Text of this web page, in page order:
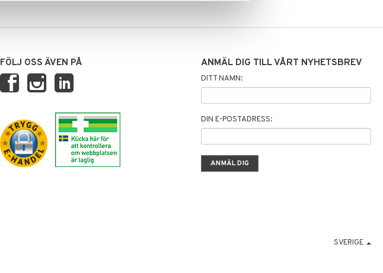
FÖLJ OSS ÄVEN PÅ ANMÄL DIG TILL VÅRT NYHETSBREV
DITT NAMN:
DIN E-POSTADRESS:
SVERIGE